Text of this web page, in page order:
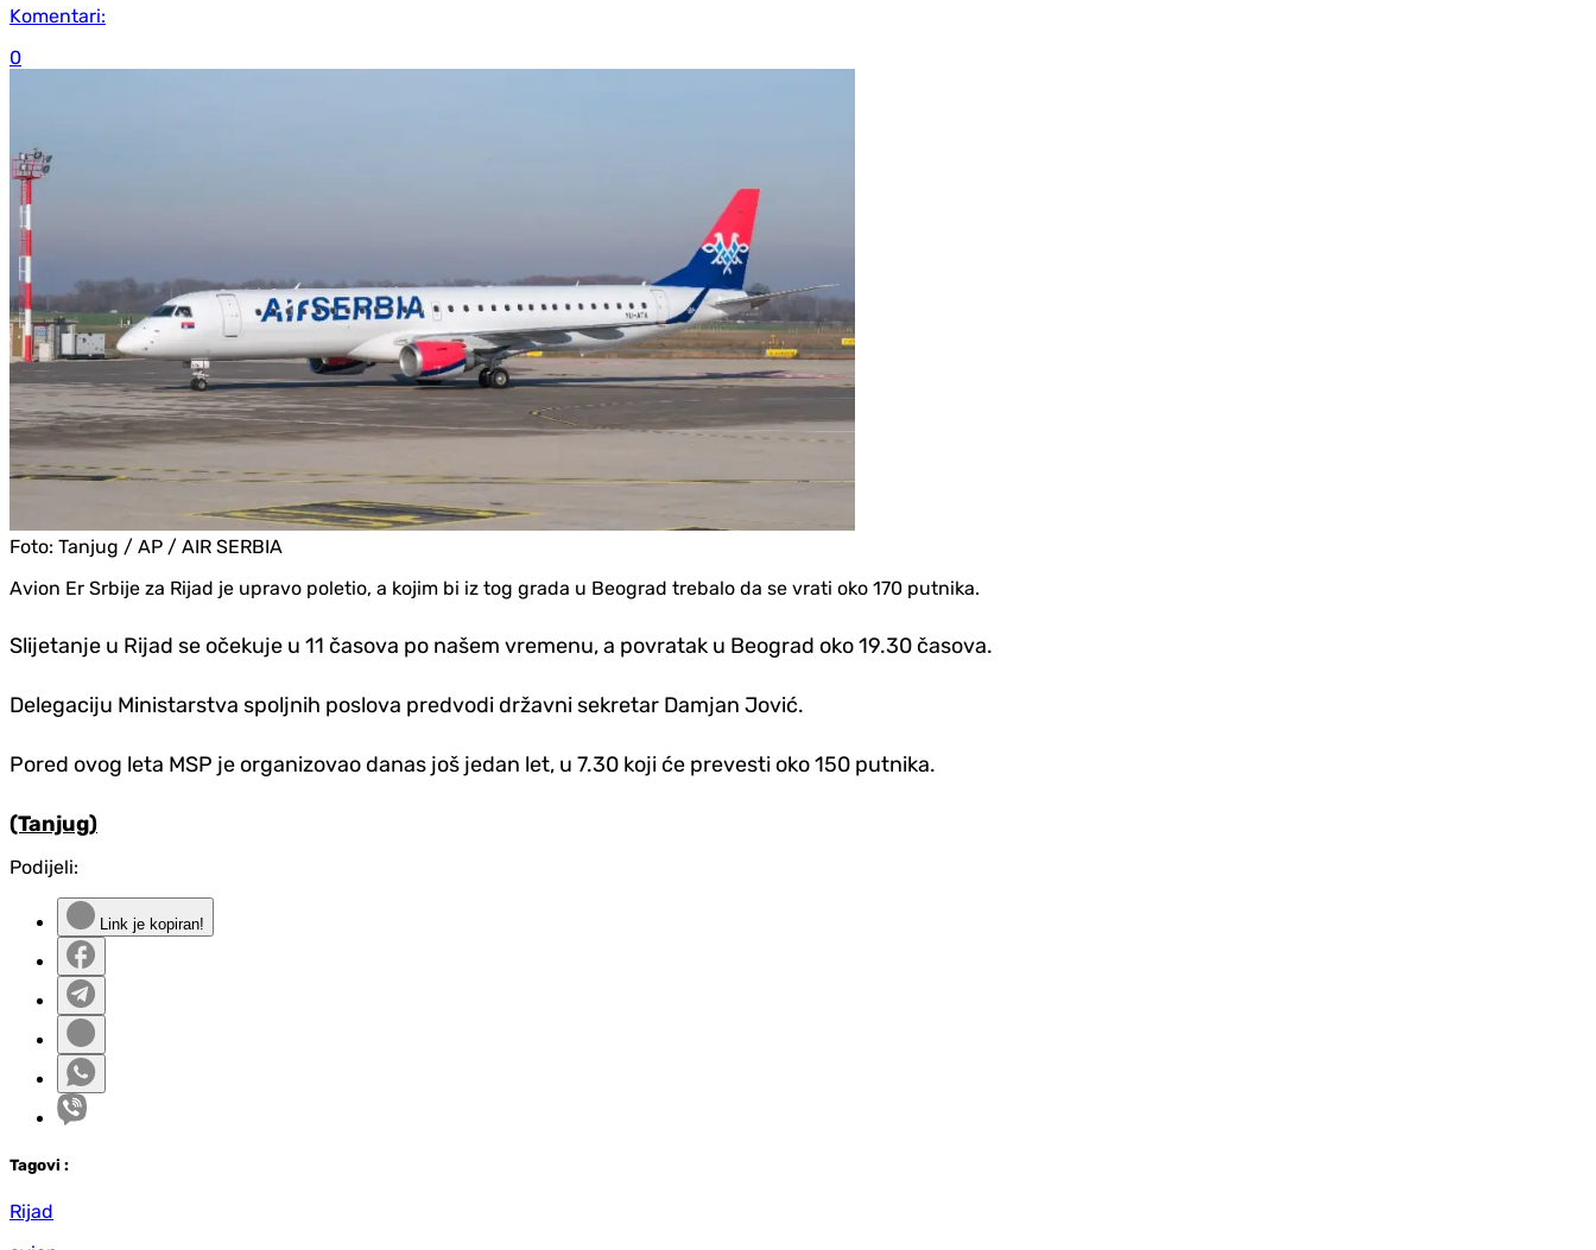
Komentari:
0
Foto: Tanjug / AP / AIR SERBIA
Avion Er Srbije za Rijad je upravo poletio, a kojim bi iz tog grada u Beograd trebalo da se vrati oko 170 putnika.
Slijetanje u Rijad se očekuje u 11 časova po našem vremenu, a povratak u Beograd oko 19.30 časova.
Delegaciju Ministarstva spoljnih poslova predvodi državni sekretar Damjan Jović.
Pored ovog leta MSP je organizovao danas još jedan let, u 7.30 koji će prevesti oko 150 putnika.
(Tanjug)
Podijeli:
Link je kopiran!
Tagovi :
Rijad